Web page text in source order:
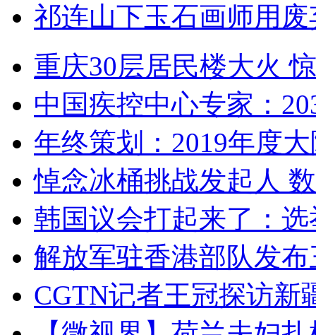
祁连山下玉石画师用
重庆30层居民楼大火
中国疾控中心专家：
年终策划：2019年度
悼念冰桶挑战发起人
韩国议会打起来了：
解放军驻香港部队发
CGTN记者王冠探访新